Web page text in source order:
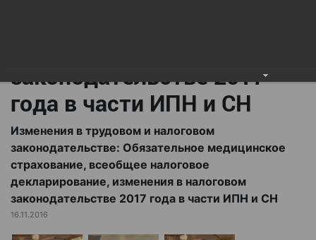
законодательстве 2017
года в части ИПН и СН
Изменения в трудовом и налоговом
законодательстве: Обязательное медицинское
страхование, всеобщее налоговое
декларирование, изменения в налоговом
законодательстве 2017 года в части ИПН и СН
16.11.2016